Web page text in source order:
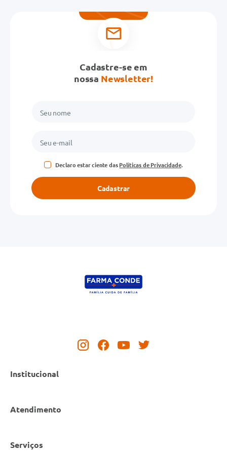
Avalie o produto de 1 a 5 estrelas
Cadastre-se em
nossa Newsletter!
Declaro estar ciente dasPolíticas de Privacidade.
Cadastrar
Institucional
Atendimento
Política de Privacidade
Serviços